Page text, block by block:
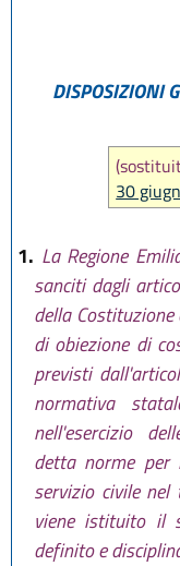
L.R.
DISPOSIZIONI
30
1. La Regione
sanciti dagli
della
di obiezione di
previsti
normativa
nell'esercizio
detta norme per
servizio civile
viene istituito il
definito e